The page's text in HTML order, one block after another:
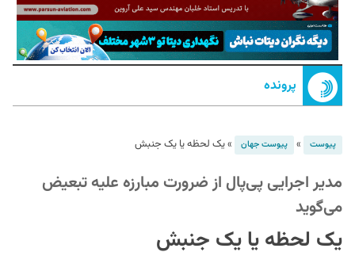
پرونده
پیوست » پیوست جهان »یک لحظه یا یک جنبش
مدیر اجرایی پی‌پال از ضرورت مبارزه علیه تبعیض
می‌گوید
یک لحظه یا یک جنبش